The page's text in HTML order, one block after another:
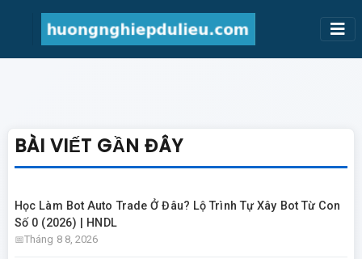
BÀI VIẾT GẦN ĐÂY
Học Làm Bot Auto Trade Ở Đâu? Lộ Trình Tự Xây Bot Từ Con
Số 0 (2026) | HNDL
Tháng 8 8, 2026